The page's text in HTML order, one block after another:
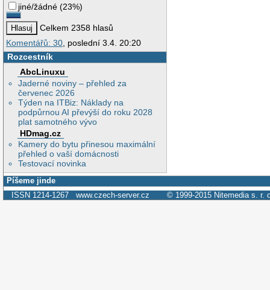
jiné/žádné (23%)
Celkem 2358 hlasů
Komentářů: 30, poslední 3.4. 20:20
Rozcestník
AbcLinuxu
Jaderné noviny – přehled za
červenec 2026
Týden na ITBiz: Náklady na
podpůrnou AI převýší do roku 2028
plat samotného vývo
HDmag.cz
Kamery do bytu přinesou maximální
přehled o vaší domácnosti
Testovací novinka
Píšeme jinde
ISSN 1214-1267 www.czech-server.cz © 1999-2015 Nitemedia s. r.